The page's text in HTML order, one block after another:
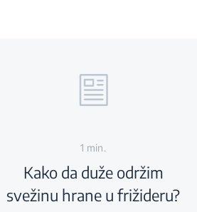
1 min.
Kako da duže održim
svežinu hrane u frižideru?